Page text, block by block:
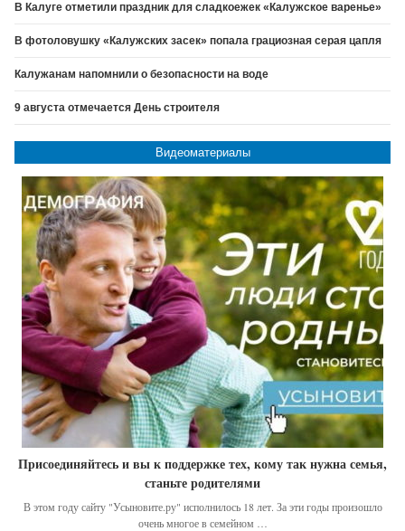
В Калуге отметили праздник для сладкоежек «Калужское варенье»
В фотоловушку «Калужских засек» попала грациозная серая цапля
Калужанам напомнили о безопасности на воде
9 августа отмечается День строителя
Видеоматериалы
Присоединяйтесь и вы к поддержке тех, кому так нужна семья,
станьте родителями
В этом году сайту "Усыновите.ру" исполнилось 18 лет. За эти годы произошло
очень многое в семейном …